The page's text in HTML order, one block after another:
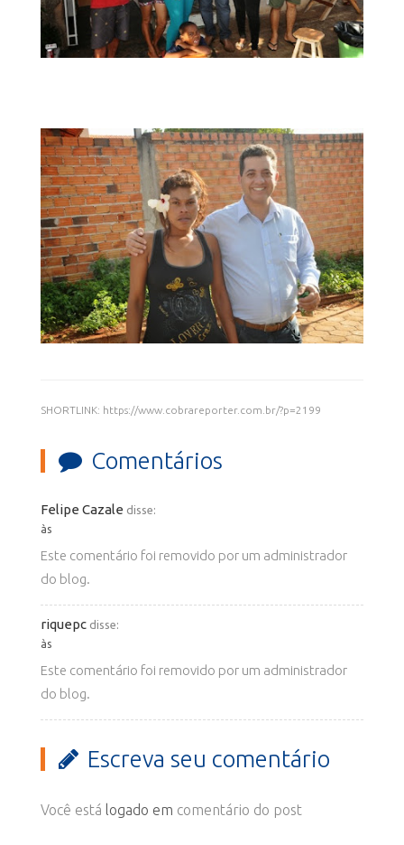
SHORTLINK: https://www.cobrareporter.com.br/?p=2199
Comentários
Felipe Cazale disse:
às
Este comentário foi removido por um administrador
do blog.
riquepc disse:
às
Este comentário foi removido por um administrador
do blog.
Escreva seu comentário
Você está logado em comentário do post